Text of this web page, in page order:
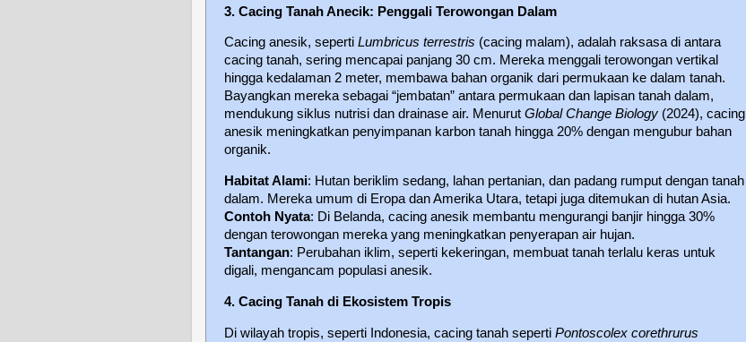
3. Cacing Tanah Anecik: Penggali Terowongan Dalam
Cacing anesik, seperti Lumbricus terrestris (cacing malam), adalah raksasa di antara
cacing tanah, sering mencapai panjang 30 cm. Mereka menggali terowongan vertikal
hingga kedalaman 2 meter, membawa bahan organik dari permukaan ke dalam tanah.
Bayangkan mereka sebagai “jembatan” antara permukaan dan lapisan tanah dalam,
mendukung siklus nutrisi dan drainase air. Menurut Global Change Biology (2024), cacing
anesik meningkatkan penyimpanan karbon tanah hingga 20% dengan mengubur bahan
organik.
Habitat Alami: Hutan beriklim sedang, lahan pertanian, dan padang rumput dengan tanah
dalam. Mereka umum di Eropa dan Amerika Utara, tetapi juga ditemukan di hutan Asia.
Contoh Nyata: Di Belanda, cacing anesik membantu mengurangi banjir hingga 30%
dengan terowongan mereka yang meningkatkan penyerapan air hujan.
Tantangan: Perubahan iklim, seperti kekeringan, membuat tanah terlalu keras untuk
digali, mengancam populasi anesik.
4. Cacing Tanah di Ekosistem Tropis
Di wilayah tropis, seperti Indonesia, cacing tanah seperti Pontoscolex corethrurus